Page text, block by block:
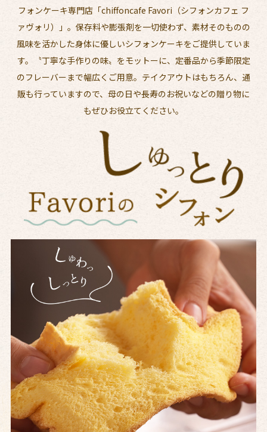
フォンケーキ専門店「chiffoncafe Favori（シフォンカフェ フ
ァヴォリ）」。保存料や膨張剤を一切使わず、素材そのものの
風味を活かした身体に優しいシフォンケーキをご提供していま
す。〝丁寧な手作りの味〟をモットーに、定番品から季節限定
のフレーバーまで幅広くご用意。テイクアウトはもちろん、通
販も行っていますので、母の日や長寿のお祝いなどの贈り物に
もぜひお役立てください。